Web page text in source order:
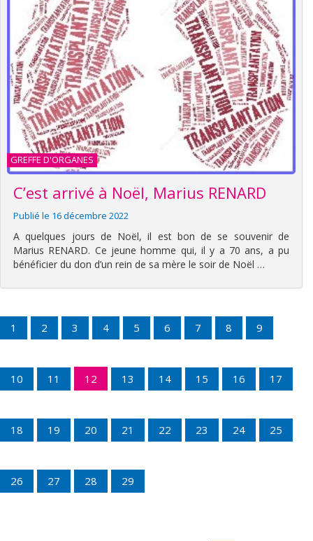
GREFFE D'ORGANES
C’est arrivé à Noël, Marius RENARD
Publié le 16 décembre 2022
A quelques jours de Noël, il est bon de se souvenir de
Marius RENARD. Ce jeune homme qui, il y a 70 ans, a pu
bénéficier du don d’un rein de sa mère le soir de Noël …
1 2 3 4 5 6 7 8 9
10 11 12 13 14 15 16 17
18 19 20 21 22 23 24 25
26 27 28 29